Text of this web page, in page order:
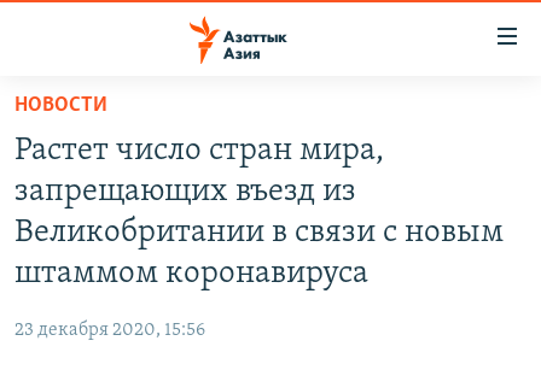
Вернуться
основному
содержанию
Вернутся
главной
Вернутся
КЫРГЫЗСТАН
ВОЙНА В УКРАИНЕ
КЫРГЫЗЧА
ПОДПИШИТЕСЬ НА НАС В СОЦСЕТЯХ
НОВОСТИ
Растет число стран мира,
запрещающих въезд из
Великобритании в связи с новым
штаммом коронавируса
23 декабря 2020, 15:56